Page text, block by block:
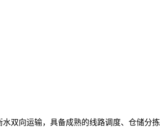
双向运输，具备成熟的线路调度、仓储分